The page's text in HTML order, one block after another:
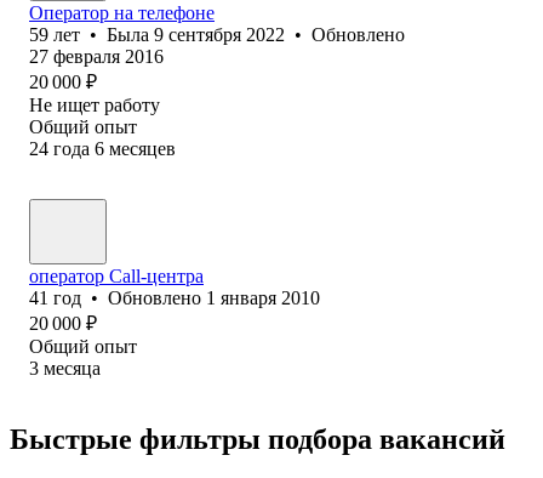
Оператор на телефоне
59 лет • Была 9 сентября 2022 • Обновлено
27 февраля 2016
20 000 ₽
Не ищет работу
Общий опыт
24 года 6 месяцев
оператор Call-центра
41 год • Обновлено 1 января 2010
20 000 ₽
Общий опыт
3 месяца
Быстрые фильтры подбора вакансий